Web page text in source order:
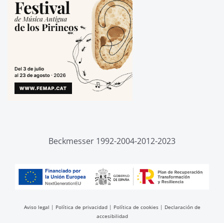
Beckmesser 1992-2004-2012-2023
Aviso legal | Política de privacidad| Política de cookies| Declaración de
accesibilidad